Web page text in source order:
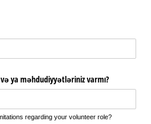
ya məhdudiyyətləriniz varmı?
regarding your volunteer role?